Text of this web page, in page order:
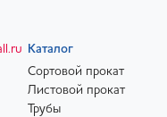
Каталог
Сортовой прокат
Листовой прокат
Трубы